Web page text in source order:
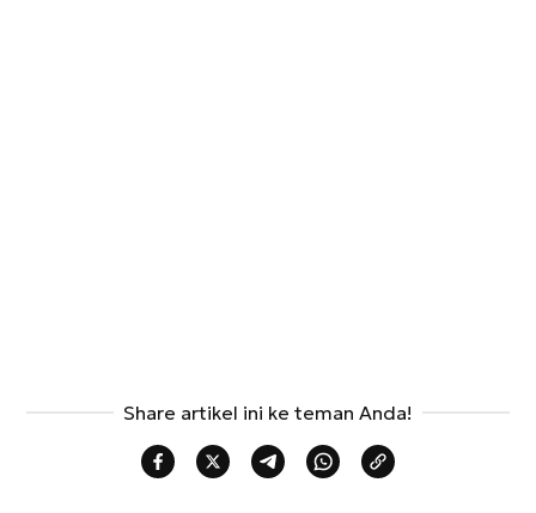
Share artikel ini ke teman Anda!